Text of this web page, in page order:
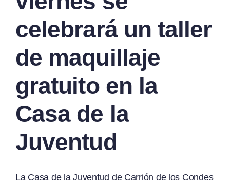
celebrará un taller
de maquillaje
gratuito en la
Casa de la
Juventud
La Casa de la Juventud de Carrión de los Condes